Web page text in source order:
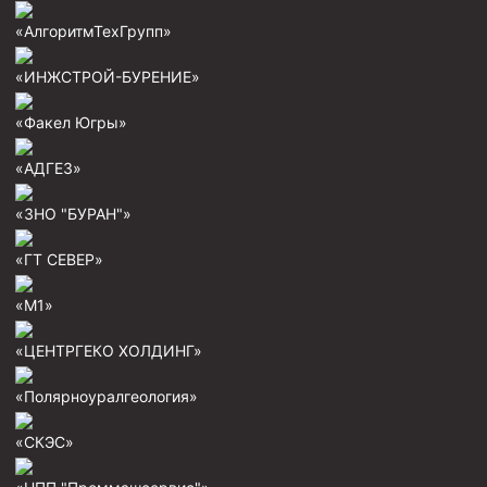
Скреперы механические
Труболовки
Шламометаллоуловитель ШМУ
Обурочный комплекс ОК
заводным зубом
Печати свинцовые
Калибраторы расширители
Фрезеры Барракуда
«АлгоритмТехГрупп»
«ИНЖСТРОЙ-БУРЕНИЕ»
«Факел Югры»
«АДГЕЗ»
«ЗНО "БУРАН"»
«ГТ СЕВЕР»
«М1»
«ЦЕНТРГЕКО ХОЛДИНГ»
«Полярноуралгеология»
«СКЭС»